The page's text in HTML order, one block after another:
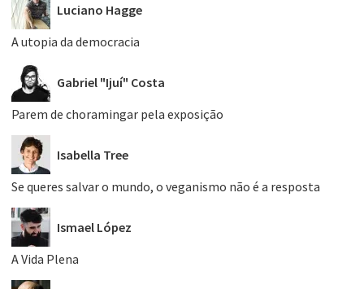
Luciano Hagge
A utopia da democracia
Gabriel "Ijuí" Costa
Parem de choramingar pela exposição
Isabella Tree
Se queres salvar o mundo, o veganismo não é a resposta
Ismael López
A Vida Plena